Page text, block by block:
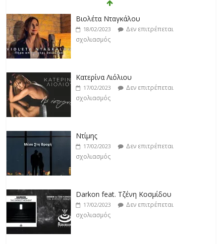
Βιολέτα Νταγκάλου
18/02/2023
Δεν επιτρέπεται
σχολιασμός
Κατερίνα Λιόλιου
17/02/2023
Δεν επιτρέπεται
σχολιασμός
Ντίμης
17/02/2023
Δεν επιτρέπεται
σχολιασμός
Darkon feat. Τζένη Κοσμίδου
17/02/2023
Δεν επιτρέπεται
σχολιασμός